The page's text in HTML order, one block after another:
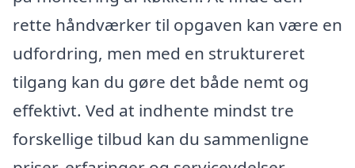
rette håndværker til opgaven kan være en
udfordring, men med en struktureret
tilgang kan du gøre det både nemt og
effektivt. Ved at indhente mindst tre
forskellige tilbud kan du sammenligne